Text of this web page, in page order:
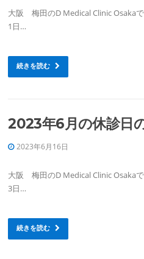
大阪 梅田のD Medical Clinic Osakaで
1日…
続きを読む
2023年6月の休診日
2023年6月16日
大阪 梅田のD Medical Clinic Osakaで
3日…
続きを読む